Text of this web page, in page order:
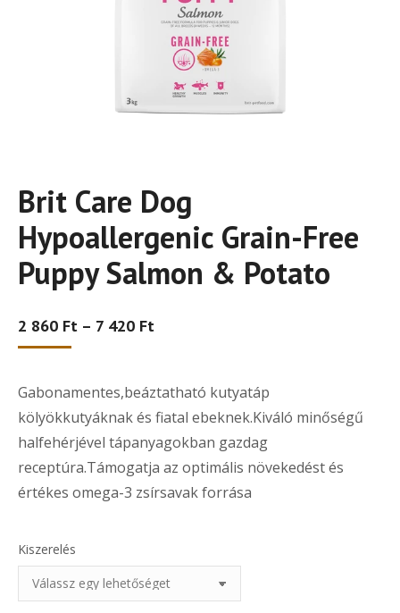
Brit Care Dog
Hypoallergenic Grain-Free
Puppy Salmon & Potato
2 860 Ft – 7 420 Ft
7
420 Ft
Gabonamentes,beáztatható kutyatáp
kölyökkutyáknak és fiatal ebeknek.Kiváló minőségű
halfehérjével tápanyagokban gazdag
receptúra.Támogatja az optimális növekedést és
értékes omega-3 zsírsavak forrása
Kiszerelés